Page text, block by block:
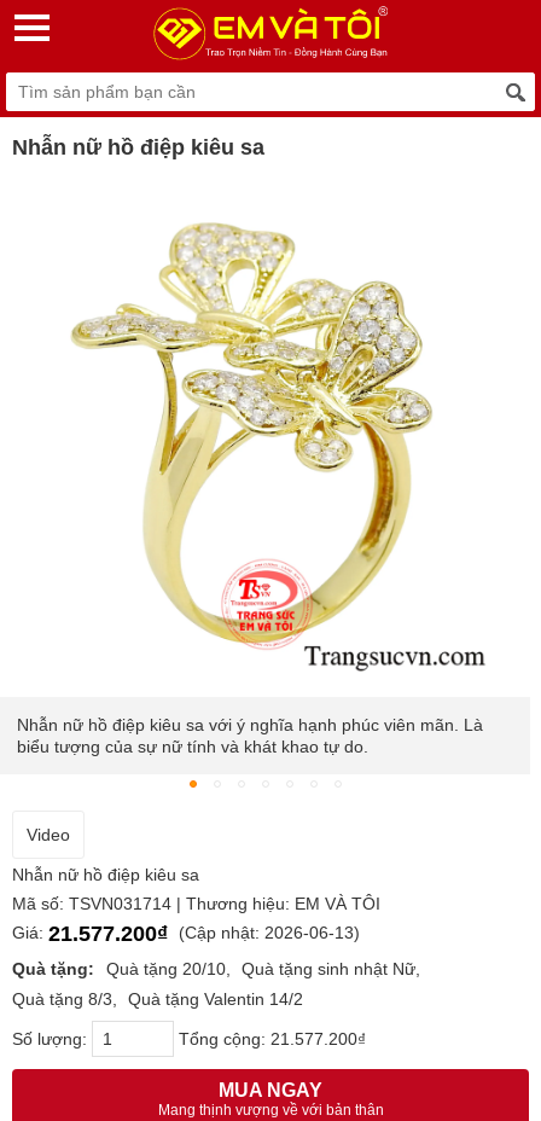
Nhẫn nữ hồ điệp kiêu sa
Nhẫn nữ hồ điệp kiêu sa với ý nghĩa hạnh phúc viên mãn. Là
biểu tượng của sự nữ tính và khát khao tự do.
Video
Nhẫn nữ hồ điệp kiêu sa
Mã số: TSVN031714 | Thương hiệu: EM VÀ TÔI
Giá: 21.577.200₫
(Cập nhật: 2026-06-13)
Quà tặng:
Quà tặng 20/10
Quà tặng sinh nhật Nữ
Quà tặng 8/3
Quà tặng Valentin 14/2
Số lượng: Tổng cộng: 21.577.200₫
MUA NGAY
Mang thịnh vượng về với bản thân